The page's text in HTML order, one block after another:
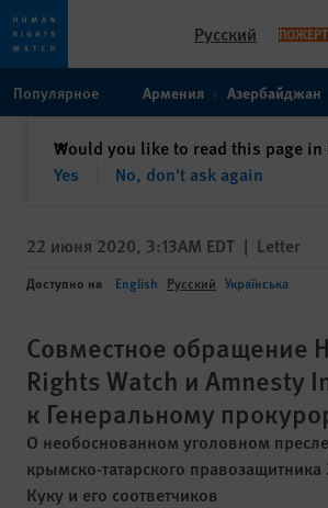
toto
content
Русский
Популярное Армения Азербайджан
Would you like to read this page in
Yes
No, don't ask again
✕закрыть
22 июня 2020, 3:13AM EDT | Letter
Доступно на English Русский Українська
Совместное обращение
Rights Watch и Amnesty
к Генеральному
О необоснованном уголовном
крымско-татарского
Куку и его соответчиков